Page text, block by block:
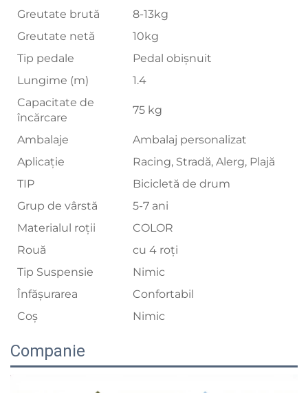
Greutate brută
8-13kg
Greutate netă
10kg
Tip pedale
Pedal obișnuit
Lungime (m)
1.4
Capacitate de
încărcare
75 kg
Ambalaje
Ambalaj personalizat
Aplicație
Racing, Stradă, Alerg, Plajă
TIP
Bicicletă de drum
Grup de vârstă
5-7 ani
Materialul roții
COLOR
Rouă
cu 4 roți
Tip Suspensie
Nimic
Înfăşurarea
Confortabil
Coș
Nimic
Companie